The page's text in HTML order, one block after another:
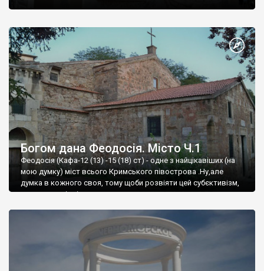
Богом дана Феодосія. Місто Ч.1
Феодосія (Кафа-12 (13) -15 (18) ст) - одне з найцікавіших (на
мою думку) міст всього Кримського півострова .Ну,але
думка в кожного своя, тому щоби розвіяти цей субєктивізм,
запрошую відвідати це